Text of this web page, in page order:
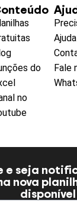
do
no
Ajuda
Fale
e seja
nova
disponível